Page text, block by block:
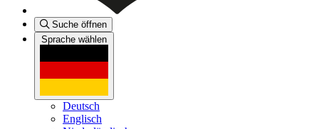
Suche öffnen
Sprache wählen
Deutsch
Englisch